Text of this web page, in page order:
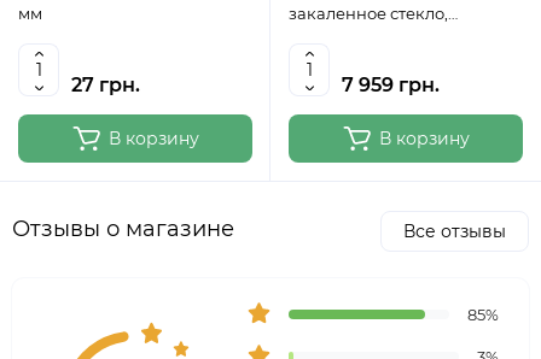
мм
27 грн.
В корзину
закаленное стекло,
7 959 грн.
В корзину
Отзывы о магазине Все отзывы
85%